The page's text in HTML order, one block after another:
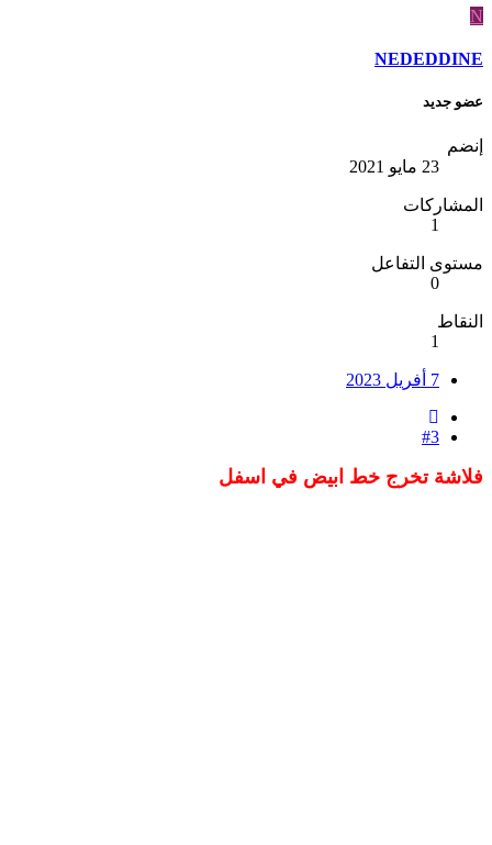
N
NEDEDDINE
عضو جديد
إنضم
23 مايو 2021
المشاركات
1
مستوى التفاعل
0
النقاط
1
7 أفريل 2023
#3
فلاشة تخرج خط ابيض في اسفل